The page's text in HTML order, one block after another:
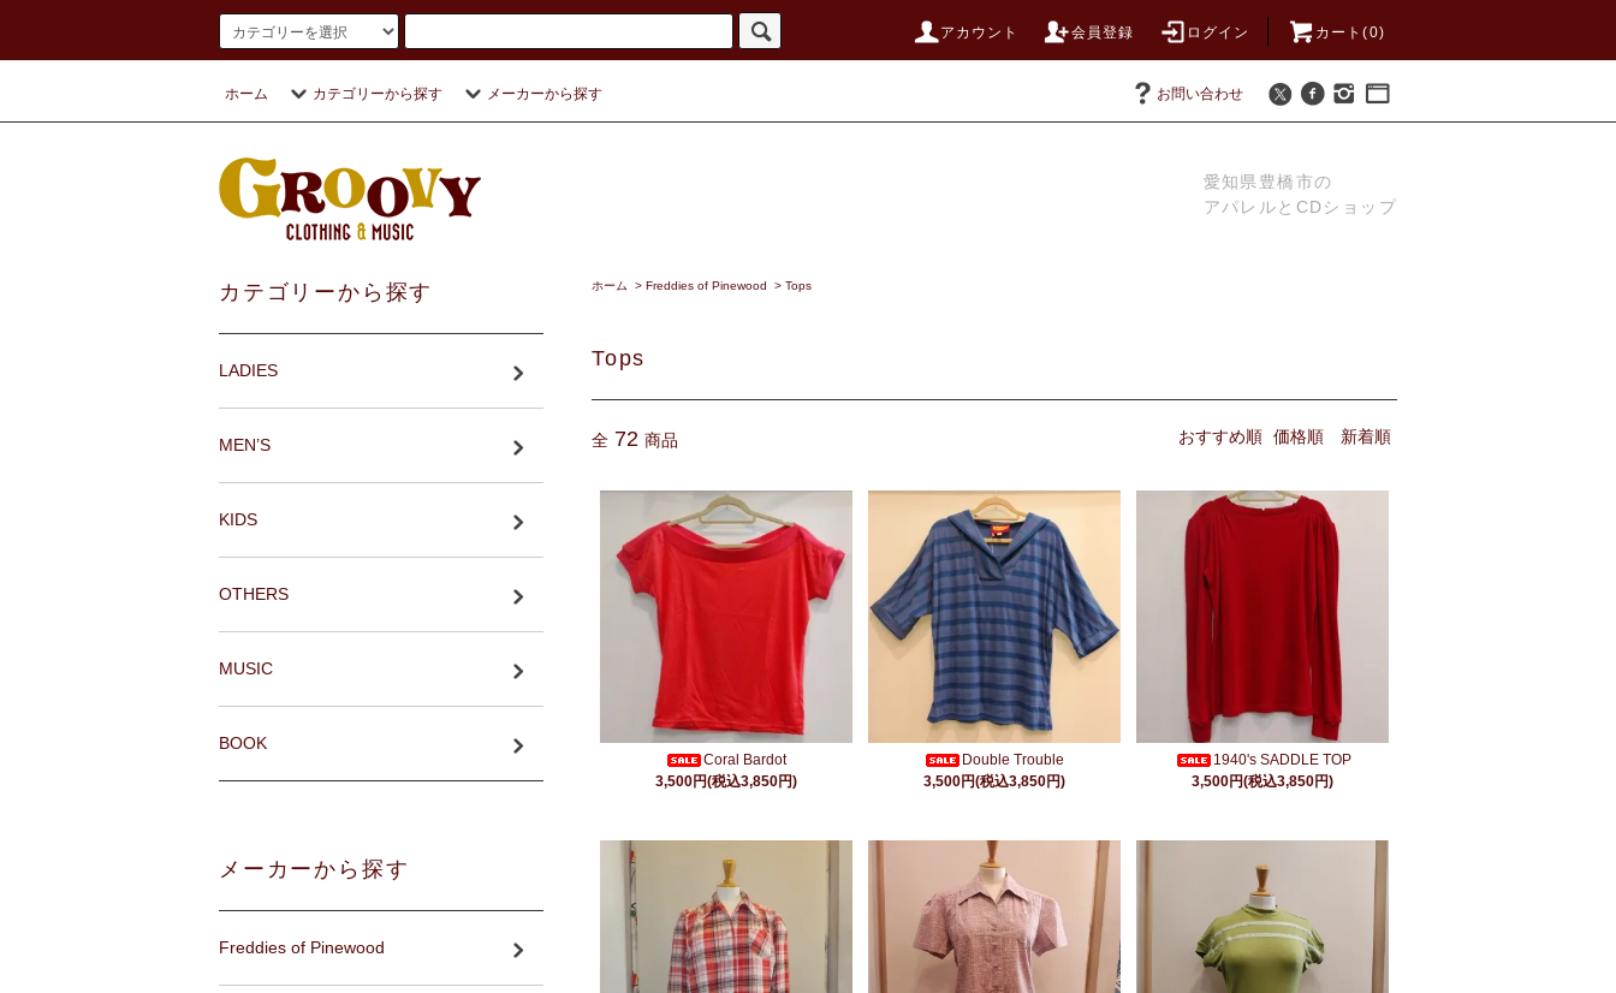
アカウント 会員登録 ログイン カート(0)
ホーム カテゴリーから探す メーカーから探す お問い合わせ
愛知県豊橋市の
アパレルとCDショップ
ホーム > Freddies of Pinewood > Tops
Tops
全 72 商品 おすすめ順 価格順 新着順
Coral Bardot
3,500円(税込3,850円)
Double Trouble
3,500円(税込3,850円)
1940's SADDLE TOP
3,500円(税込3,850円)
カテゴリーから探す
LADIES
MEN’S
KIDS
OTHERS
MUSIC
BOOK
メーカーから探す
Freddies of Pinewood